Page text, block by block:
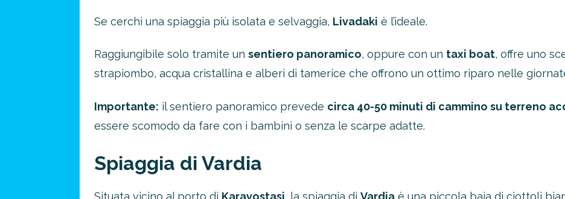
Se cerchi una spiaggia più isolata e selvaggia, Livadaki è l’ideale.
Raggiungibile solo tramite un sentiero panoramico, oppure con un taxi boat, offre uno
strapiombo, acqua cristallina e alberi di tamerice che offrono un ottimo riparo nelle
Importante: il sentiero panoramico prevede circa 40-50 minuti di cammino su terreno
essere scomodo da fare con i bambini o senza le scarpe adatte.
Spiaggia di Vardia
Situata vicino al porto di Karavostasi, la spiaggia di Vardia è una piccola baia di ciottoli